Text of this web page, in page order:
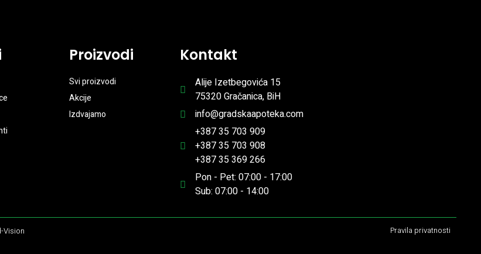
Proizvodi
Svi proizvodi
Akcije
Izdvajamo
Kontakt
Alije Izetbegovića 15
75320 Gračanica, BiH
info@gradskaapoteka.com
+387 35 703 909
+387 35 703 908
+387 35 369 266
Pon - Pet: 07:00 - 17:00
Sub: 07:00 - 14:00
Vision Pravila privatnosti